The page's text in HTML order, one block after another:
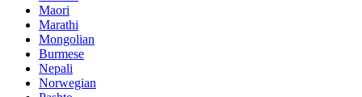
Maori
Marathi
Mongolian
Burmese
Nepali
Norwegian